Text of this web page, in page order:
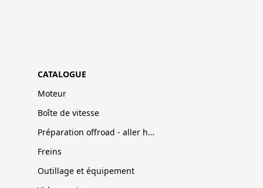
CATALOGUE
Moteur
Boîte de vitesse
Préparation offroad - aller hors-pistes
Freins
Outillage et équipement